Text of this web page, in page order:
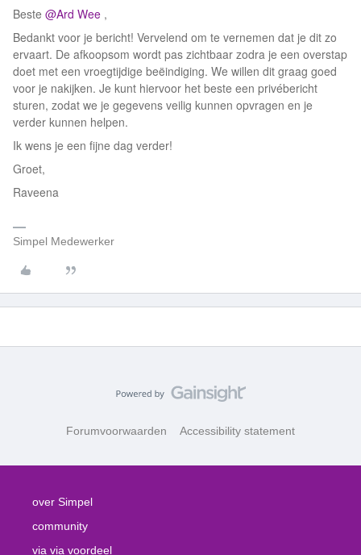
Beste ​ @Ard Wee ,
Bedankt voor je bericht! Vervelend om te vernemen dat je dit zo
ervaart. De afkoopsom wordt pas zichtbaar zodra je een overstap
doet met een vroegtijdige beëindiging. We willen dit graag goed
voor je nakijken. Je kunt hiervoor het beste een privébericht
sturen, zodat we je gegevens veilig kunnen opvragen en je
verder kunnen helpen.
Ik wens je een fijne dag verder!
Groet,
Raveena
Simpel Medewerker
Forumvoorwaarden Accessibility statement
over Simpel
community
via via voordeel